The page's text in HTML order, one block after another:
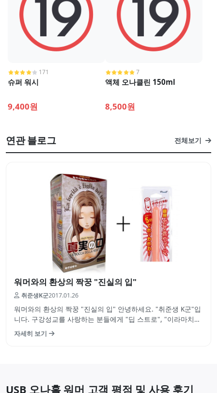
171
슈퍼 워시
9,400원
7
액체 오나클린 150ml
8,500원
연관 블로그 전체보기
워머와의 환상의 짝꿍 "진실의 입"
취준생K군2017.01.26
워머와의 환상의 짝꿍 "진실의 입" 안녕하세요. "취준생 K군"입
니다. 구강성교를 사랑하는 분들에게 "딥 스트로", "이라마치
오"는 실제 성관계시에는 시도하기 어려운 체위중 하나일거라
고 생각합니다. 여성의 입으로 핥아주고 빨아주고 박는 맛.. 상
자세히 보기
USB 오나홀 워머 고객 평점 및 사용 후기